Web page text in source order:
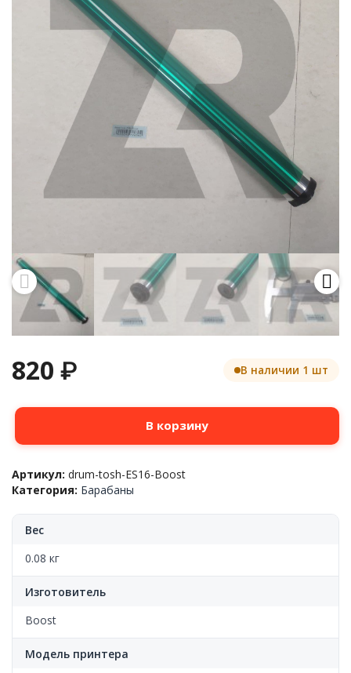
820 ₽ В наличии 1 шт
Количество
Фотобарабан,
E-
Studio
1600/OD1600),
Boost
В корзину
Артикул: drum-tosh-ES16-Boost
Категория: Барабаны
Вес
0.08 кг
Изготовитель
Boost
Модель принтера